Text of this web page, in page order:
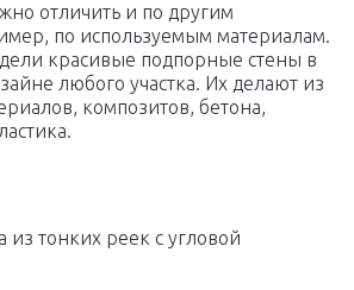
отличить и по другим
по используемым материалам.
красивые подпорные стены в
любого участка. Их делают из
композитов, бетона,
из тонких реек с угловой